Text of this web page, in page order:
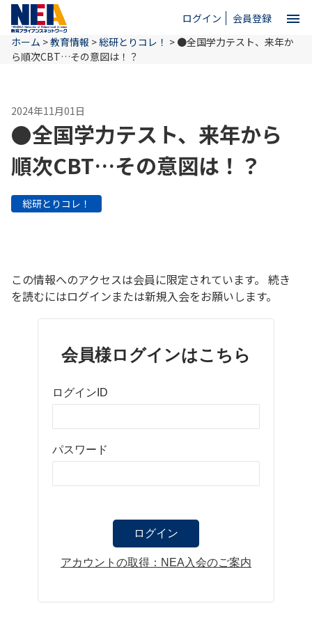
ログイン 会員登録 menu
ホーム
NEAとは
教育情報
ホーム >教育情報 >総研とりコレ！ > ●全国学力テスト、来年か
ら順次CBT…その意図は！？
2024年11月01日
●全国学力テスト、来年から
順次CBT…その意図は！？
総研とりコレ！
この情報へのアクセスは会員に限定されています。 続き
を読むにはログインまたは新規入会をお願いします。
会員様ログインはこちら
ログインID
パスワード
アカウントの取得：NEA入会のご案内